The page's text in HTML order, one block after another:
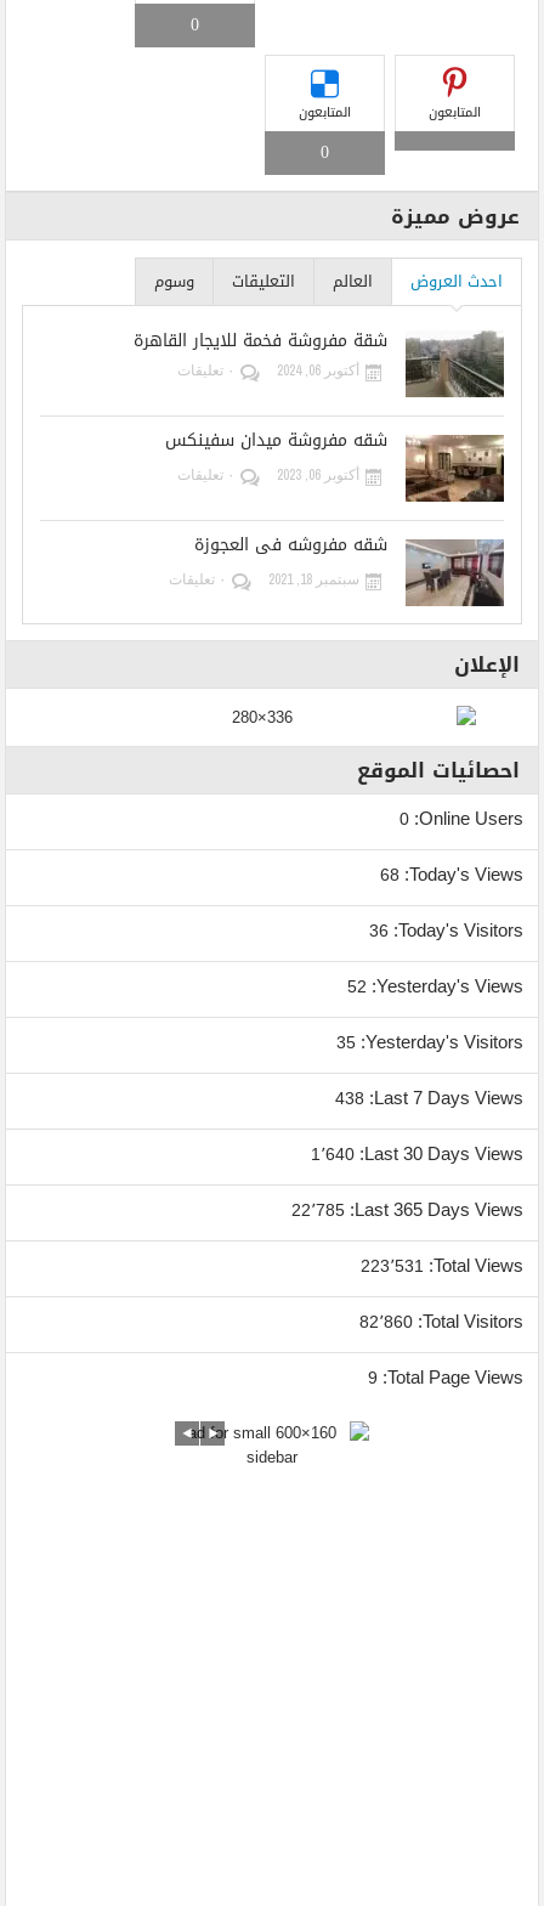
0
المتابعون المتابعون
0
عروض مميزة
احدث العروض العالم التعليقات وسوم
شقة مفروشة فخمة للايجار القاهرة
أكتوبر 06, 2024 ٠ تعليقات
شقه مفروشة ميدان سفينكس
أكتوبر 06, 2023 ٠ تعليقات
شقه مفروشه فى العجوزة
سبتمبر 18, 2021 ٠ تعليقات
الإعلان
احصائيات الموقع
Online Users:
0
Today's Views:
68
Today's Visitors:
36
Yesterday's Views:
52
Yesterday's Visitors:
35
Last 7 Days Views:
438
Last 30 Days Views: 1٬640
Last 365 Days Views: 22٬785
Total Views: 223٬531
Total Visitors: 82٬860
Total Page Views:
9